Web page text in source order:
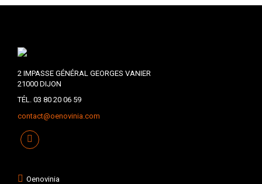
2 IMPASSE GÉNÉRAL GEORGES VANIER
21000 DIJON
TÉL. 03 80 20 06 59
contact@oenovinia.com
Oenovinia